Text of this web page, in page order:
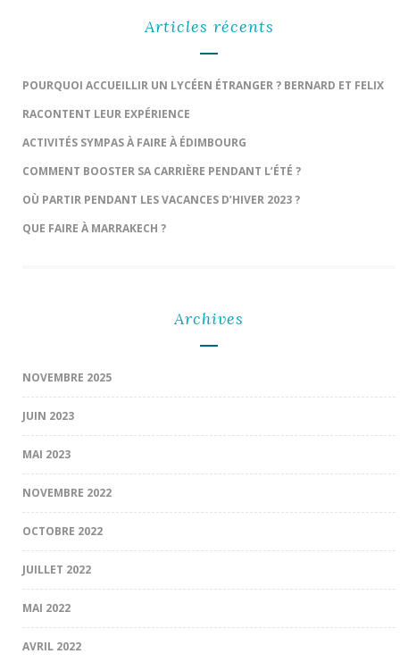
Articles récents
POURQUOI ACCUEILLIR UN LYCÉEN ÉTRANGER ? BERNARD ET FELIX
RACONTENT LEUR EXPÉRIENCE
ACTIVITÉS SYMPAS À FAIRE À ÉDIMBOURG
COMMENT BOOSTER SA CARRIÈRE PENDANT L’ÉTÉ ?
OÙ PARTIR PENDANT LES VACANCES D’HIVER 2023 ?
QUE FAIRE À MARRAKECH ?
Archives
NOVEMBRE 2025
JUIN 2023
MAI 2023
NOVEMBRE 2022
OCTOBRE 2022
JUILLET 2022
MAI 2022
AVRIL 2022